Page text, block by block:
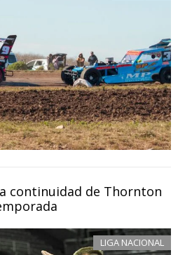
continuidad de Thornton
LIGA NACIONAL